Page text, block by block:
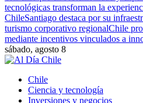
tecnológicas transforman la
ChileSantiago destaca por su
turismo corporativo regionalChile
mediante incentivos vinculados a
sábado, agosto 8
Chile
Ciencia y tecnología
Inversiones y negocios